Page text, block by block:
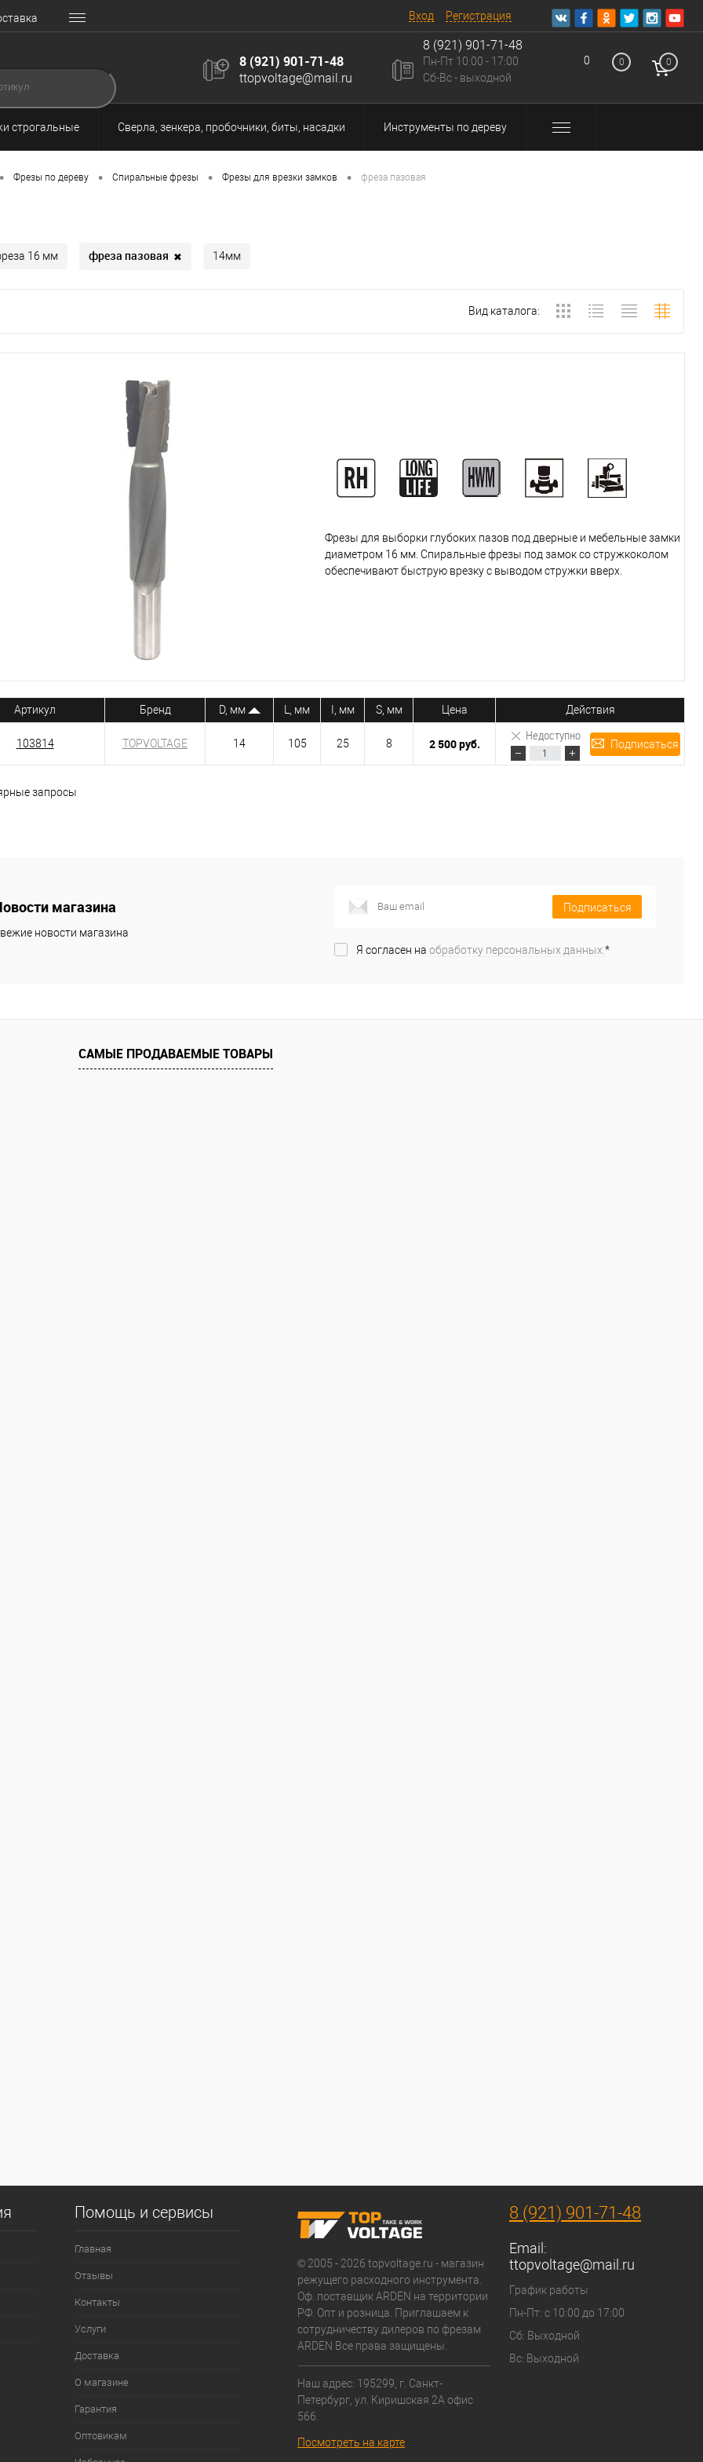
Вход Регистрация
8 (921) 901-71-48
ttopvoltage@mail.ru
8 (921) 901-71-48
Пн-Пт 10:00 - 17:00
Сб-Вс - выходной
0 0 0
строгальные Сверла, зенкера, пробочники, биты, насадки Инструменты по дереву
• Фрезы по дереву • Спиральные фрезы • Фрезы для врезки замков • фреза пазовая
16 мм фреза пазовая ✖ 14мм
Вид каталога:
Фрезы для выборки глубоких пазов под дверные и мебельные замки
диаметром 16 мм. Спиральные фрезы под замок со стружкоколом
обеспечивают быструю врезку с выводом стружки вверх.
Артикул Бренд D, мм L, мм I, мм S, мм Цена Действия
103814 TOPVOLTAGE 14 105 25 8 2 500 руб.
Недоступно
Подписаться
запросы
магазина
новости магазина
Подписаться
Я согласен на обработку персональных данных. *
САМЫЕ ПРОДАВАЕМЫЕ ТОВАРЫ
Помощь и сервисы
Главная
Отзывы
Контакты
Услуги
Доставка
О магазине
Гарантия
Оптовикам
© 2005 - 2026 topvoltage.ru - магазин
режущего расходного инструмента.
Оф. поставщик ARDEN на территории
РФ. Опт и розница. Приглашаем к
сотрудничеству дилеров по фрезам
ARDEN Все права защищены.
Наш адрес: 195299, г. Санкт-
Петербург, ул. Киришская 2А офис
566.
Посмотреть на карте
8 (921) 901-71-48
Email:
ttopvoltage@mail.ru
График работы
Пн-Пт: с 10:00 до 17:00
Сб: Выходной
Вс: Выходной